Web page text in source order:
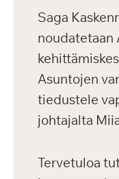
Saga
noudatetaan
Asuntojen
tiedustele
johtajalta
Tervetuloa